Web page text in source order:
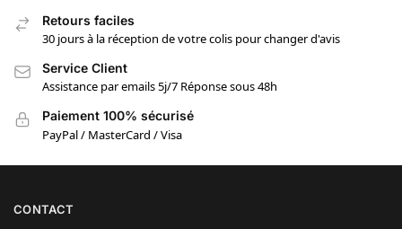
Retours faciles
30 jours à la réception de votre colis pour changer d'avis
Service Client
Assistance par emails 5j/7 Réponse sous 48h
Paiement 100% sécurisé
PayPal / MasterCard / Visa
CONTACT